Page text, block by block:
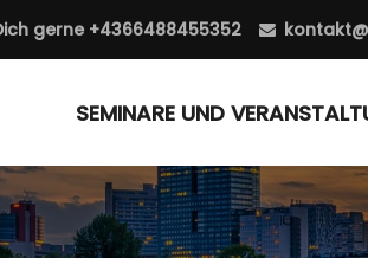
gerne+4366488455352
SEMINARE UND